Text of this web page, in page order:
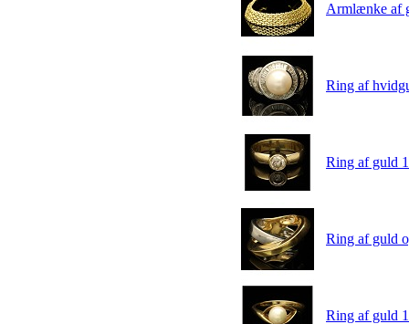
Armlænke af
Ring af
Ring af guld
Ring af guld
Ring af guld